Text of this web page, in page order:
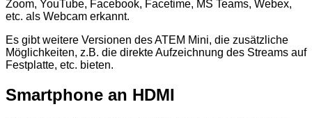
Zoom, YouTube, Facebook, Facetime, MS Teams, Webex,
etc. als Webcam erkannt.
Es gibt weitere Versionen des ATEM Mini, die zusätzliche
Möglichkeiten, z.B. die direkte Aufzeichnung des Streams auf
Festplatte, etc. bieten.
Smartphone an HDMI